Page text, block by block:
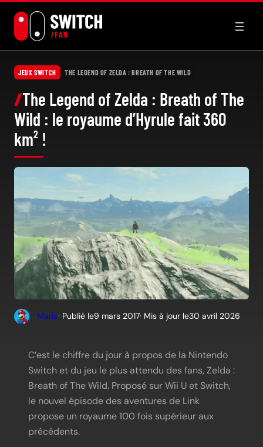
contenu
JEUX SWITCH THE LEGEND OF ZELDA : BREATH OF THE WILD
The Legend of Zelda : Breath of The
Wild : le royaume d’Hyrule fait 360
km² !
Mario· Publié le9 mars 2017· Mis à jour le30 avril 2026
C’est le chiffre du jour à propos de la Nintendo
Switch et du jeu le plus attendu des fans, Zelda :
Breath of The Wild. Proposé sur Wii U et Switch,
le nouvel épisode des aventures de Link
propose un royaume 100 fois supérieur aux
précédents.